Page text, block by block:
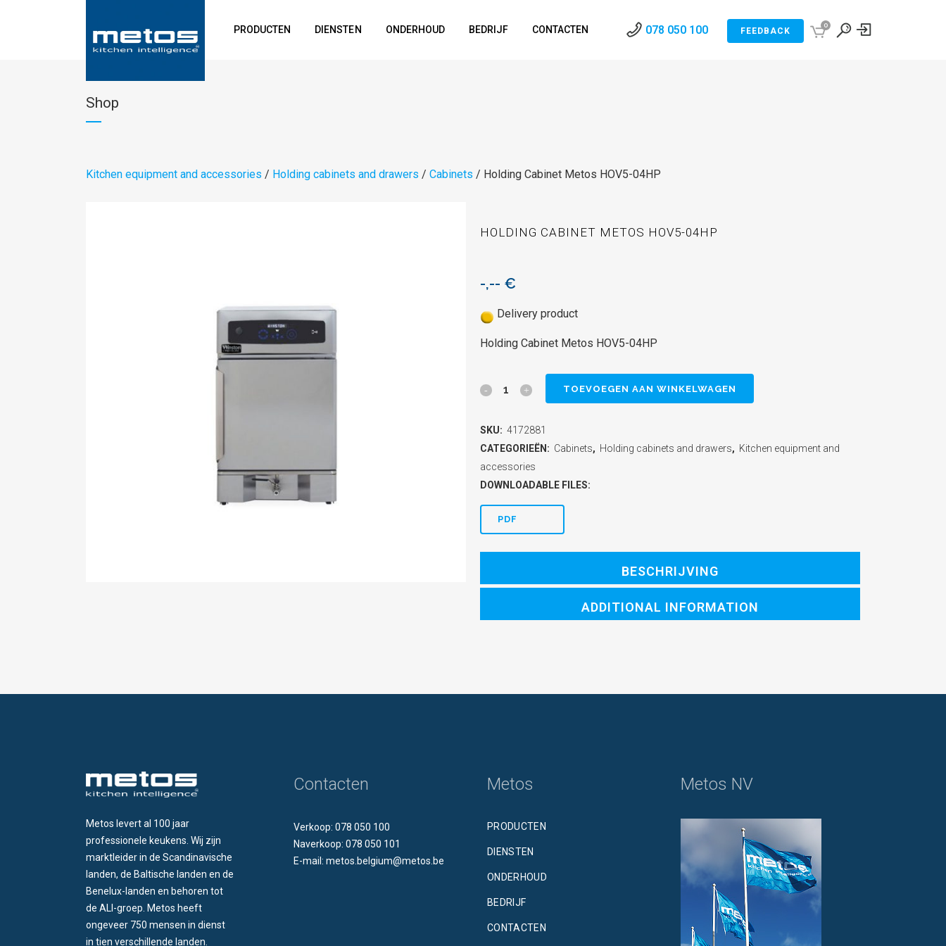
0
078 050 100 FEEDBACK
PRODUCTEN DIENSTEN ONDERHOUD BEDRIJF CONTACTEN
Shop
Kitchen equipment and accessories / Holding cabinets and drawers / Cabinets / Holding Cabinet Metos HOV5-04HP
HOLDING CABINET METOS HOV5-04HP
-,-- €
Delivery product
Holding Cabinet Metos HOV5-04HP
Holding
Metos
HOV5-
04HP
quantity
TOEVOEGEN AAN WINKELWAGEN
SKU: 4172881
CATEGORIEËN: Cabinets, Holding cabinets and drawers, Kitchen equipment and
accessories
DOWNLOADABLE FILES:
PDF
BESCHRIJVING
ADDITIONAL INFORMATION
Metos levert al 100 jaar
professionele keukens. Wij zijn
marktleider in de Scandinavische
landen, de Baltische landen en de
Benelux-landen en behoren tot
de ALI-groep. Metos heeft
ongeveer 750 mensen in dienst
in tien verschillende landen.
Contacten
Verkoop: 078 050 100
Naverkoop: 078 050 101
E-mail: metos.belgium@metos.be
Metos
PRODUCTEN
DIENSTEN
ONDERHOUD
BEDRIJF
CONTACTEN
Metos NV